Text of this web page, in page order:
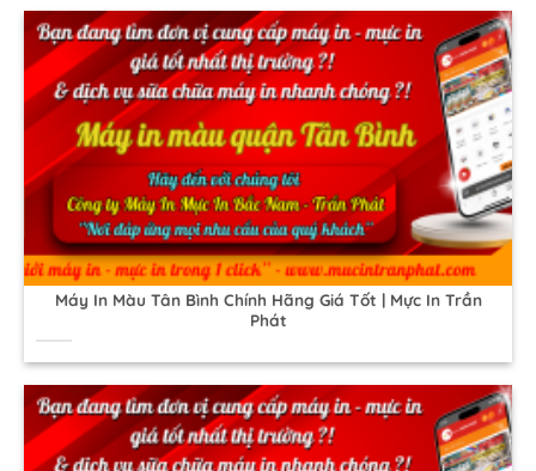
Máy In Màu Tân Bình Chính Hãng Giá Tốt | Mực In Trần
Phát